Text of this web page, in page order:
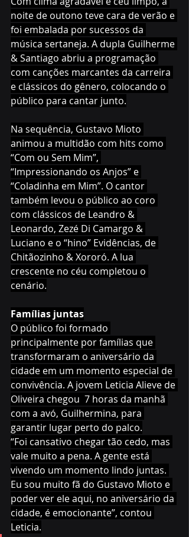
noite de outono teve cara de verão e
foi embalada por sucessos da
música sertaneja. A dupla Guilherme
& Santiago abriu a programação
com canções marcantes da carreira
e clássicos do gênero, colocando o
público para cantar junto.
Na sequência, Gustavo Mioto
animou a multidão com hits como
“Com ou Sem Mim”,
“Impressionando os Anjos” e
“Coladinha em Mim”. O cantor
também levou o público ao coro
com clássicos de Leandro &
Leonardo, Zezé Di Camargo &
Luciano e o “hino” Evidências, de
Chitãozinho & Xororó. A lua
crescente no céu completou o
cenário.
Famílias juntas
O público foi formado
principalmente por famílias que
transformaram o aniversário da
cidade em um momento especial de
convivência. A jovem Leticia Alieve de
Oliveira chegou  7 horas da manhã
com a avó, Guilhermina, para
garantir lugar perto do palco.
“Foi cansativo chegar tão cedo, mas
vale muito a pena. A gente está
vivendo um momento lindo juntas.
Eu sou muito fã do Gustavo Mioto e
poder ver ele aqui, no aniversário da
cidade, é emocionante”, contou
Leticia.